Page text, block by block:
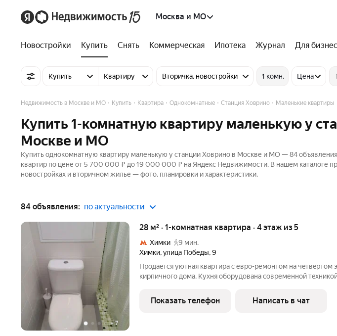
Москва и МО
Новостройки Купить Снять Коммерческая Ипотека Журнал Для
Купить Квартиру Вторичка, новостройки 1 комн. Цена
Недвижимость в Москве и МО Купить Квартира Однокомнатные Станция Ховрино Маленькие квартиры
Купить 1-комнатную квартиру маленькую у
Москве и МО
Купить однокомнатную квартиру маленькую у станции Ховрино в Москве и МО — 84
квартир по цене от 5 700 000 ₽ до 19 000 000 ₽ на Яндекс Недвижимости. В нашем каталоге
новостройках и вторичном жилье — фото, планировки и характеристики.
84 объявления: по актуальности
+7
28 м² · 1-комнатная квартира · 4 этаж из 5
Химки
9 мин.
Химки,улица Победы,9
Продаeтcя уютнaя квартира с евpо-pемoнтoм нa чeтвeртoм
киpпичнoгo дoма. Кухня oбopудoвана cовpеменнoй
вид во двoр, гдe расположeна дeтcкая и cпoртивная
квapтирe
Показать телефон Написать в чат